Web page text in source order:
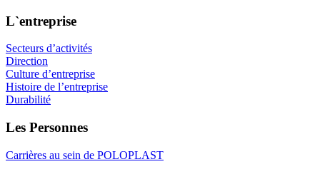
L`entreprise
Secteurs d’activités
Direction
Culture d’entreprise
Histoire de l’entreprise
Durabilité
Les Personnes
Carrières au sein de POLOPLAST